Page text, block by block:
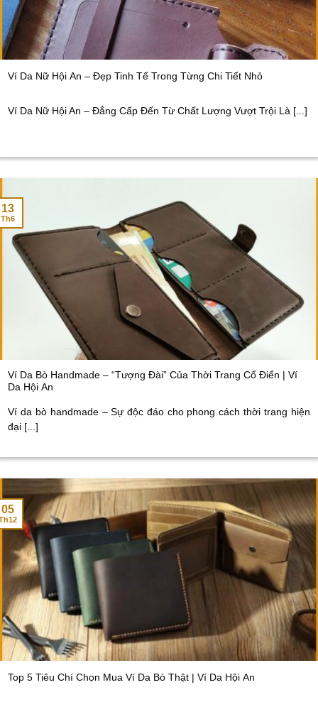
Ví Da Nữ Hội An – Đẹp Tinh Tế Trong Từng Chi Tiết Nhỏ
Ví Da Nữ Hội An – Đẳng Cấp Đến Từ Chất Lượng Vượt Trội Là [...]
Ví Da Bò Handmade – “Tượng Đài” Của Thời Trang Cổ Điển | Ví
Da Hội An
Ví da bò handmade – Sự độc đáo cho phong cách thời trang hiện
đại [...]
13
Th6
Top 5 Tiêu Chí Chọn Mua Ví Da Bò Thật | Ví Da Hội An
05